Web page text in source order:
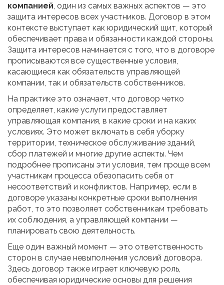
компанией , один из самых важных аспектов — это
защита интересов всех участников. Договор в этом
контексте выступает как юридический щит, который
обеспечивает права и обязанности каждой стороны.
Защита интересов начинается с того, что в договоре
прописываются все существенные условия,
касающиеся как обязательств управляющей
компании, так и обязательств собственников.
На практике это означает, что договор четко
определяет, какие услуги предоставляет
управляющая компания, в какие сроки и на каких
условиях. Это может включать в себя уборку
территории, техническое обслуживание зданий,
сбор платежей и многие другие аспекты. Чем
подробнее прописаны эти условия, тем проще всем
участникам процесса обезопасить себя от
несоответствий и конфликтов. Например, если в
договоре указаны конкретные сроки выполнения
работ, то это позволяет собственникам требовать
их соблюдения, а управляющей компании —
планировать свою деятельность.
Еще один важный момент — это ответственность
сторон в случае невыполнения условий договора.
Здесь договор также играет ключевую роль,
обеспечивая юридические основы для решения